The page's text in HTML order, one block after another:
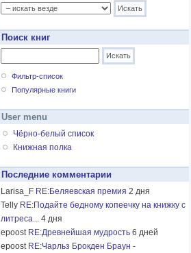
Поиск книг
Фильтр-список
Популярные книги
User menu
Чёрно-белый список
Книжная полка
Последние комментарии
Larisa_F RE:Беляевская премия 2 дня
Telly RE:Подайте бедному копеечку на книжку с
литреса... 4 дня
epoost RE:Древнейшая мудрость 6 дней
epoost RE:Чарльз Брокден Браун -